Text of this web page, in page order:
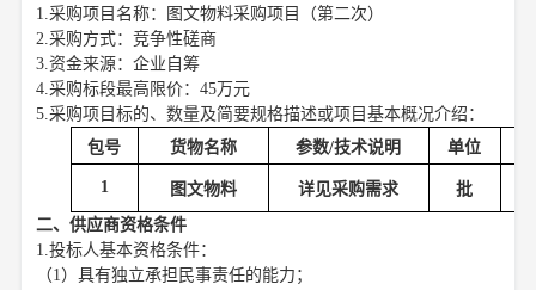
1.采购项目名称：图文物料采购项目（第二次）
2 .采购方式：竞争性磋商
3.资金来源：企业自筹
4 .采购标段最高限价：45万元
5 .采购项目标的、数量及简要规格描述或项目基本概况介绍：
包号
货物名称 参数/技术说明 单位
1 图文物料 详见采购需求 批
二、供应商资格条件
1.投标人基本资格条件：
（1）具有独立承担民事责任的能力；